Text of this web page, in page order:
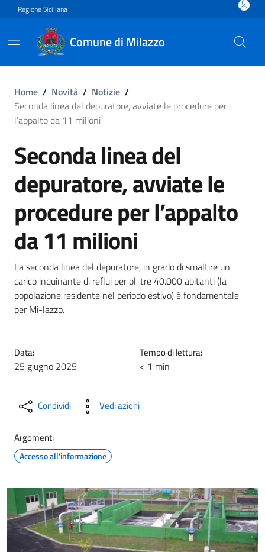
Vai ai contenuti
Vai al footer
Regione Siciliana
Comune di Milazzo
Seconda linea del
Home / Novità / Notizie /
Seconda linea del depuratore, avviate le procedure per
l’appalto da 11 milioni
Seconda linea del
depuratore, avviate le
procedure per l’appalto
da 11 milioni
La seconda linea del depuratore, in grado di smaltire un
carico inquinante di reflui per ol-tre 40.000 abitanti (la
popolazione residente nel periodo estivo) è fondamentale
per Mi-lazzo.
Data:
25 giugno 2025
Tempo di lettura:
< 1 min
Condividi Vedi azioni
Argomenti
Accesso all'informazione